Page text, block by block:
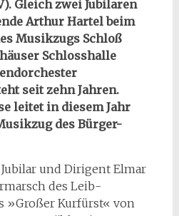
Gleich zwei Jubilaren
Arthur Hartel beim
Musikzugs Schloß
Schlosshalle
seit zehn Jahren.
leitet in diesem Jahr
des Bürger-
und Dirigent Elmar
des Leib-
»Großer Kurfürst« von